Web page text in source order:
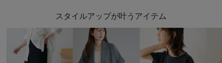
スタイルアップが叶うアイテム